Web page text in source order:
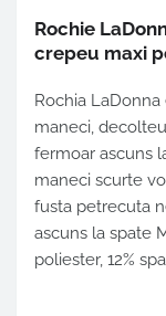
Rochie
crepeu maxi
Rochia
maneci,
fermoar ascuns
maneci scurte
fusta petrecuta
ascuns la spate
poliester, 12%